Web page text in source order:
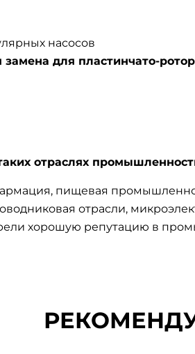
насосов
для пластинчато-
отраслях
пищевая
отрасли,
хорошую репутацию в